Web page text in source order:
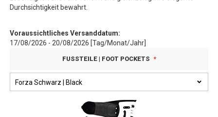
Durchsichtigkeit bewahrt.
Voraussichtliches Versanddatum:
17/08/2026 - 20/08/2026 [Tag/Monat/Jahr]
FUSSTEILE | FOOT POCKETS